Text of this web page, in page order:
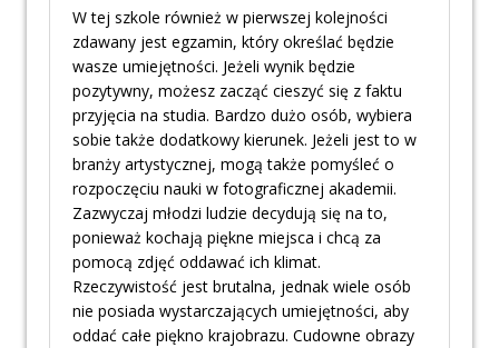
W tej szkole również w pierwszej kolejności
zdawany jest egzamin, który określać będzie
wasze umiejętności. Jeżeli wynik będzie
pozytywny, możesz zacząć cieszyć się z faktu
przyjęcia na studia. Bardzo dużo osób, wybiera
sobie także dodatkowy kierunek. Jeżeli jest to w
branży artystycznej, mogą także pomyśleć o
rozpoczęciu nauki w fotograficznej akademii.
Zazwyczaj młodzi ludzie decydują się na to,
ponieważ kochają piękne miejsca i chcą za
pomocą zdjęć oddawać ich klimat.
Rzeczywistość jest brutalna, jednak wiele osób
nie posiada wystarczających umiejętności, aby
oddać całe piękno krajobrazu. Cudowne obrazy